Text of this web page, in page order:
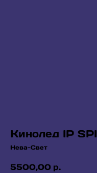
Кинолед IP SPI
Нева-Свет
5500,00 р.